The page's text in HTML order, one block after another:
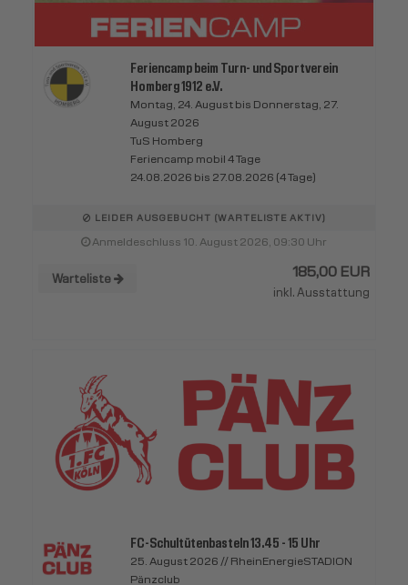
Feriencamp beim Turn- und Sportverein
Homberg 1912 e.V.
Montag, 24. August bis Donnerstag, 27.
August 2026
TuS Homberg
Feriencamp mobil 4 Tage
24.08.2026 bis 27.08.2026 (4 Tage)
LEIDER AUSGEBUCHT (WARTELISTE AKTIV)
Anmeldeschluss 10. August 2026, 09:30 Uhr
Warteliste 185,00 EUR
inkl. Ausstattung
FC-Schultütenbasteln 13.45 - 15 Uhr
25. August 2026 // RheinEnergieSTADION
Pänzclub